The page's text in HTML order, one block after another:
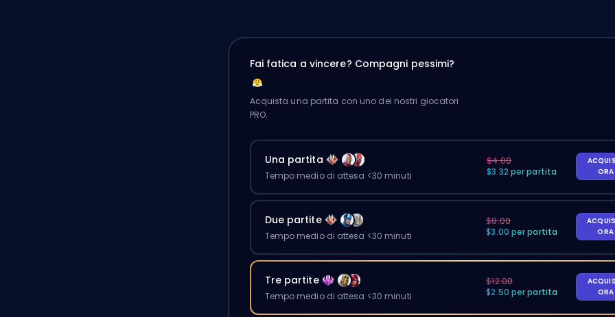
Fai fatica a vincere? Compagni pessimi?
Acquista una partita con uno dei nostri giocatori
PRO.
Una partita
Tempo medio di attesa <30 minuti
$4.00
$3.32 per partita
ORA
Due partite
Tempo medio di attesa <30 minuti
$8.00
$3.00 per partita
ORA
Tre partite
Tempo medio di attesa <30 minuti
$12.00
$2.50 per partita
ORA